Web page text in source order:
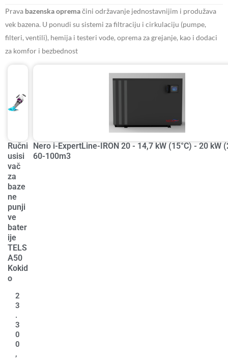
Prava bazenska opremačini održavanje jednostavnijim i produžava
vek bazena. U ponudi su sistemi za filtraciju i cirkulaciju (pumpe,
filteri, ventili), hemija i testeri vode, oprema za grejanje, kao i dodaci
za komfor i bezbednost
Ručni
usisi
vač
za
baze
ne
punji
ve
bater
ije
TELS
A50
Kokid
o
2
3
.
3
0
0
,
Nero i-ExpertLine-IRON 20 - 14,7 kW (15°C) - 20 kW
60-100m3